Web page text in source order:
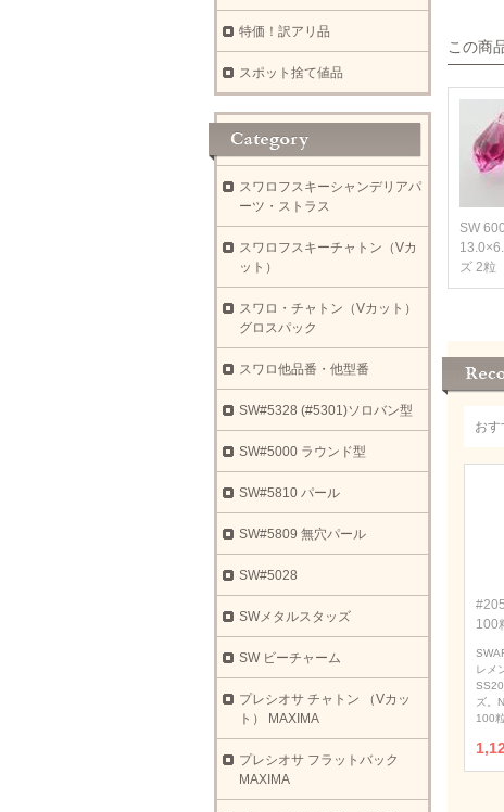
この商
SW
ズ 2粒
お
100
レメ
ズ。
100粒
特価！訳アリ品
スポット捨て値品
スワロフスキーシャンデリアパ
ーツ・ストラス
スワロフスキーチャトン（Vカ
ット）
スワロ・チャトン（Vカット）
グロスパック
スワロ他品番・他型番
SW#5328 (#5301)ソロバン型
SW#5000 ラウンド型
SW#5810 パール
SW#5809 無穴パール
SW#5028
SWメタルスタッズ
SW ビーチャーム
プレシオサ チャトン （Vカッ
ト） MAXIMA
プレシオサ フラットバック
MAXIMA